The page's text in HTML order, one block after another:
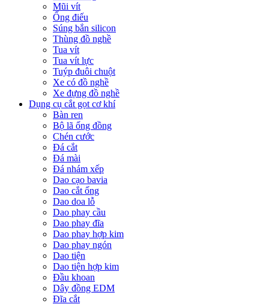
Mũi vít
Ống điếu
Súng bắn silicon
Thùng đồ nghề
Tua vít
Tua vít lực
Tuýp đuôi chuột
Xe có đồ nghề
Xe đựng đồ nghề
Dụng cụ cắt gọt cơ khí
Bàn ren
Bộ lã ống đồng
Chén cước
Đá cắt
Đá mài
Đá nhám xếp
Dao cạo bavia
Dao cắt ống
Dao doa lỗ
Dao phay cầu
Dao phay đĩa
Dao phay hợp kim
Dao phay ngón
Dao tiện
Dao tiện hợp kim
Đầu khoan
Dây đồng EDM
Đĩa cắt